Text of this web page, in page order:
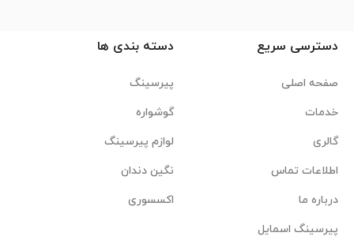
دسترسی سریع
صفحه اصلی
خدمات
گالری
اطلاعات تماس
درباره ما
پیرسینگ اسمایل
دسته بندی ها
پیرسینگ
گوشواره
لوازم پیرسینگ
نگین دندان
اکسسوری